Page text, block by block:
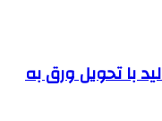
با تحویل ورق به